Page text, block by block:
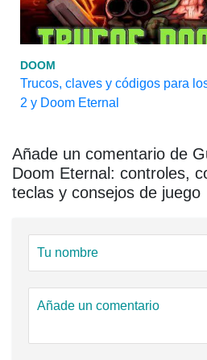
DOOM
Trucos, claves y códigos para
2 y Doom Eternal
Añade un comentario de
Doom Eternal: controles,
teclas y consejos de juego